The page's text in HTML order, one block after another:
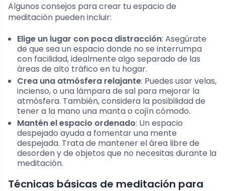
Algunos consejos para crear tu espacio de
meditación pueden incluir:
Elige un lugar con poca distracción: Asegúrate
de que sea un espacio donde no se interrumpa
con facilidad, idealmente algo separado de las
áreas de alto tráfico en tu hogar.
Crea una atmósfera relajante: Puedes usar velas,
incienso, o una lámpara de sal para mejorar la
atmósfera. También, considera la posibilidad de
tener a la mano una manta o cojín cómodo.
Mantén el espacio ordenado: Un espacio
despejado ayuda a fomentar una mente
despejada. Trata de mantener el área libre de
desorden y de objetos que no necesitas durante la
meditación.
Técnicas básicas de meditación para